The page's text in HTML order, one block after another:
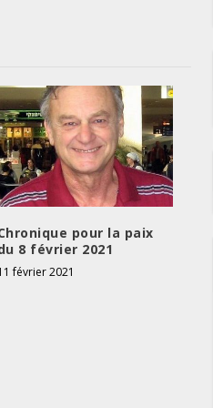
pour la paix
8 février 2021
février 2021